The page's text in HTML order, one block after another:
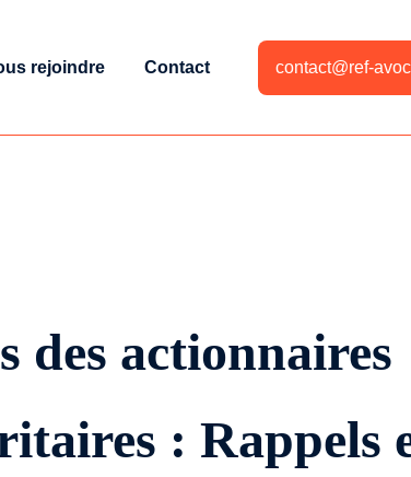
rejoindre Contact contact@ref-
des actionnaires
: Rappels